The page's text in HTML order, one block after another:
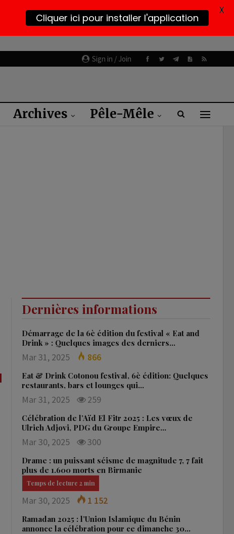
Sign in / Join
Archives Pêle-Mêle
Dernières informations
Démarrage de la 6è édition du festival « Eat and
Drink » : Quelques images des derniers…
Mar 31, 2025 866
Eat & Drink Cotonou festival, 6è édition: Quelques
restaurants, bars et lounges qui…
Mar 31, 2025 259
Célébration de l’Aïd El Fitr 2025 : Les vœux de
Ulrich Adjovi, PDG du Groupe Empire…
Mar 30, 2025 300
Drame : un puissant séisme de magnitude 7, 7 fait
plus de 1.600 morts en Birmanie
Mar 30, 2025 1 152
Ramadan 2025 : l’Union Islamique du Bénin
annonce la célébration pour ce dimanche 30…
Cliquer ici pour installer l'application X